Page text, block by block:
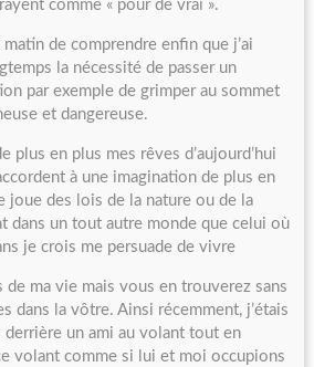
comme « pour de vrai ».
de comprendre enfin que j’ai
la nécessité de passer un
par exemple de grimper au sommet
et dangereuse.
plus en plus mes rêves d’aujourd’hui
à une imagination de plus en
joue des lois de la nature ou de la
dans un tout autre monde que celui où
je crois me persuade de vivre
de ma vie mais vous en trouverez sans
dans la vôtre. Ainsi récemment, j’étais
un ami au volant tout en
volant comme si lui et moi occupions